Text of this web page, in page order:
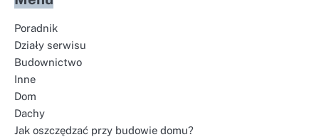
Poradnik
Działy serwisu
Budownictwo
Inne
Dom
Dachy
Jak oszczędzać przy budowie domu?